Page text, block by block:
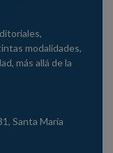
modalidades,
más allá de la
Santa María